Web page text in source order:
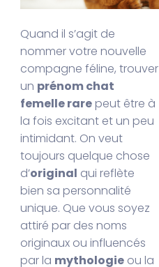
Quand il s’agit de
nommer votre nouvelle
compagne féline, trouver
un prénom chat
femelle rare peut être à
la fois excitant et un peu
intimidant. On veut
toujours quelque chose
d’original qui reflète
bien sa personnalité
unique. Que vous soyez
attiré par des noms
originaux ou influencés
par la mythologie ou la